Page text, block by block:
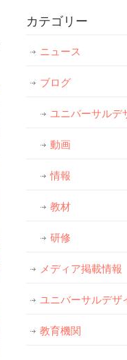
カテゴリー
ニュース
ブログ
ユニバーサルデ
動画
情報
教材
研修
メディア掲載情報
ユニバーサルデザ
教育機関